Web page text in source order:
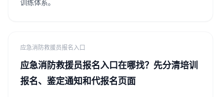
训练体系。
应急消防救援员报名入口
应急消防救援员报名入口在哪找？先分清培训
报名、鉴定通知和代报名页面